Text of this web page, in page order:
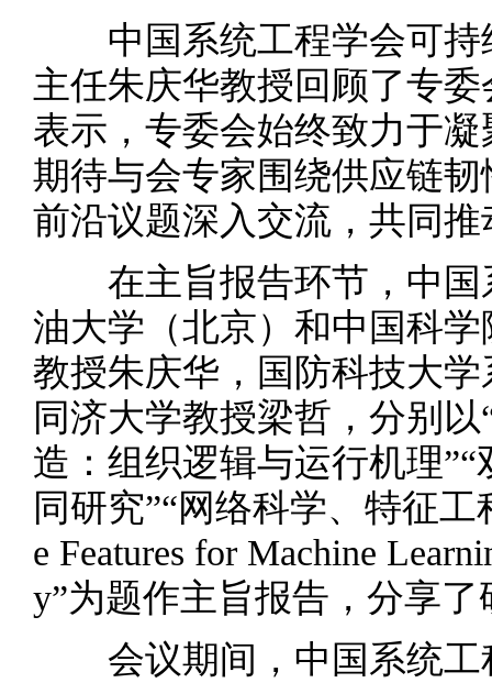
中国系统工程学会可持
主任朱庆华教授回顾了专
表示，专委会始终致力于
期待与会专家围绕供应链
前沿议题深入交流，共同
在主旨报告环节，中国
油大学（北京）和中国科
教授朱庆华，国防科技大
同济大学教授梁哲，分别
造：组织逻辑与运行机理
同研究”“网络科学、特征
e Features for Machine
y”为题作主旨报告，分享了
会议期间，中国系统工